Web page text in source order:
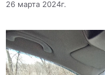
26 марта 2024г.